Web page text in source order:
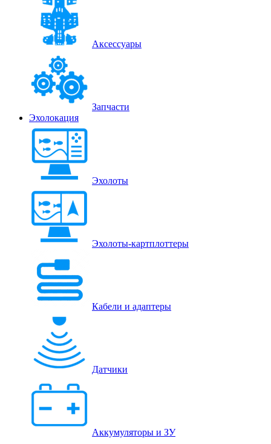
Аксессуары
Запчасти
Эхолокация
Эхолоты
Эхолоты-картплоттеры
Кабели и адаптеры
Датчики
Аккумуляторы и ЗУ